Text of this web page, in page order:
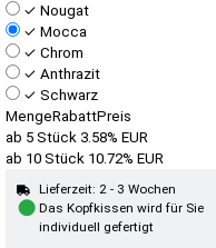
✓ Nougat
✓ Mocca
✓ Chrom
✓ Anthrazit
✓ Schwarz
MengeRabattPreis
ab 5 Stück 3.58% EUR
ab 10 Stück 10.72% EUR
Lieferzeit: 2 - 3 Wochen
● Das Kopfkissen wird für Sie
individuell gefertigt